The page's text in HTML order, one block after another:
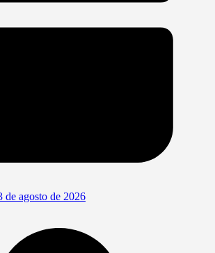
de agosto de 2026